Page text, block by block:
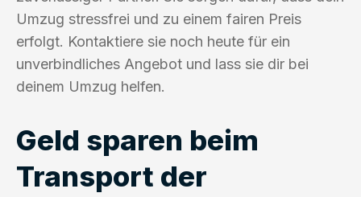
Umzug stressfrei und zu einem fairen Preis
erfolgt. Kontaktiere sie noch heute für ein
unverbindliches Angebot und lass sie dir bei
deinem Umzug helfen.
Geld sparen beim
Transport der